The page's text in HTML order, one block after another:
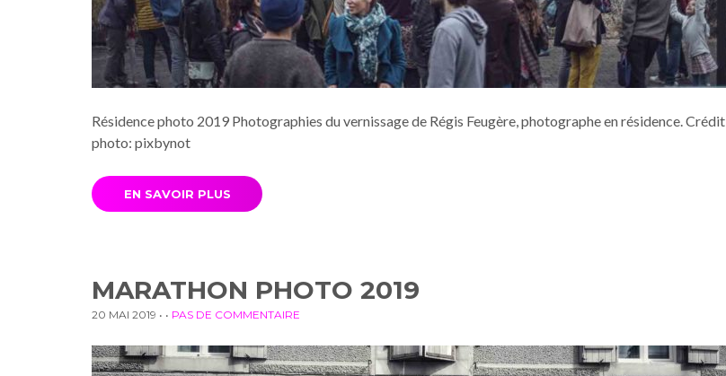
Résidence photo 2019 Photographies du vernissage de Régis Feugère, photographe en résidence. Crédit
photo: pixbynot
EN SAVOIR PLUS
MARATHON PHOTO 2019
20 MAI 2019 • • PAS DE COMMENTAIRE